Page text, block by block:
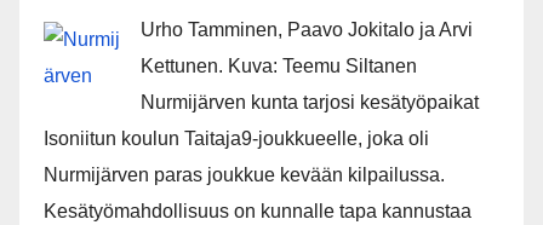
Urho Tamminen, Paavo Jokitalo ja Arvi
Kettunen. Kuva: Teemu Siltanen
Nurmijärven kunta tarjosi kesätyöpaikat
Isoniitun koulun Taitaja9-joukkueelle, joka oli
Nurmijärven paras joukkue kevään kilpailussa.
Kesätyömahdollisuus on kunnalle tapa kannustaa